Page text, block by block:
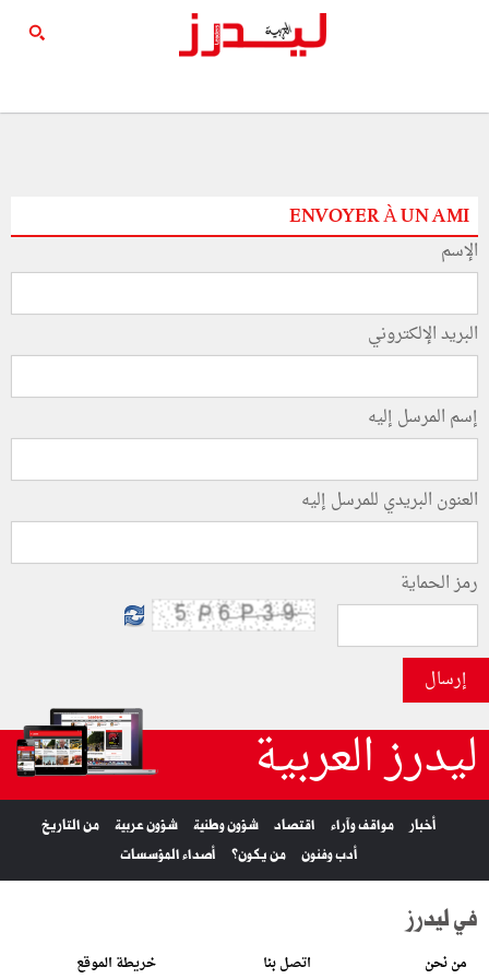
ENVOYER À UN AMI
الإسم
البريد الإلكتروني
إسم المرسل إليه
العنون البريدي للمرسل إليه
رمز الحماية
إرسال
ليدرز العربية
أخبار مواقف وآراء اقتصاد شؤون وطنية شؤون عربية
من التاريخ
أدب وفنون
من يكون؟ أصداء المؤسسات
في ليدرز
من نحن اتصل بنا خريطة الموقع